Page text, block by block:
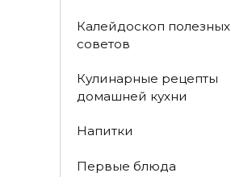
Калейдоскоп полезных
советов
Кулинарные рецепты
домашней кухни
Напитки
Первые блюда